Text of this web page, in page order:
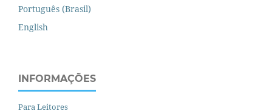
Português (Brasil)
English
INFORMAÇÕES
Para Leitores